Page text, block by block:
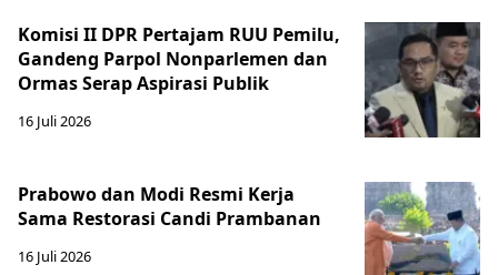
Komisi II DPR Pertajam RUU Pemilu,
Gandeng Parpol Nonparlemen dan
Ormas Serap Aspirasi Publik
16 Juli 2026
Prabowo dan Modi Resmi Kerja
Sama Restorasi Candi Prambanan
16 Juli 2026